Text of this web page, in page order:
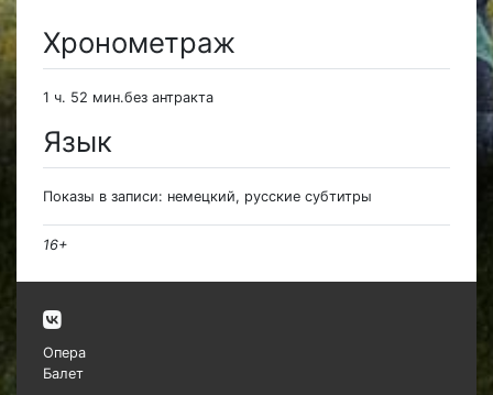
Хронометраж
1 ч. 52 мин.без антракта
Язык
Показы в записи: немецкий, русские субтитры
16+
Опера
Балет